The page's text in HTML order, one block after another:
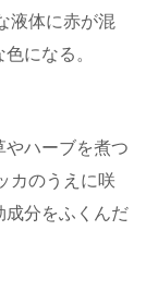
液体に赤が混
になる。
やハーブを煮つ
カのうえに咲
成分をふくんだ